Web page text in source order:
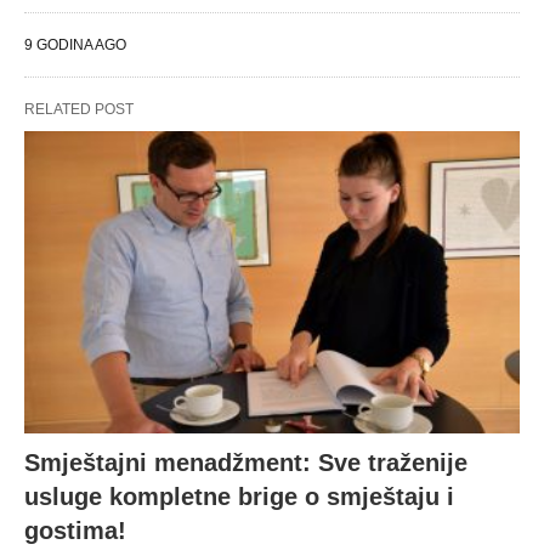
9 GODINA AGO
RELATED POST
Smještajni menadžment: Sve traženije
usluge kompletne brige o smještaju i
gostima!